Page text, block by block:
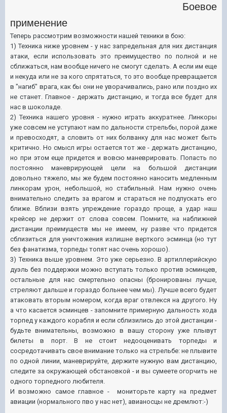
Боевое
применение
Теперь рассмотрим возможности нашей техники в бою:
1) Техника ниже уровнем - у нас запредельная для них дистанция
атаки, если использовать это преимущество по полной и не
сближаться, нам вообще ничего не смогут сделать. А если им еще
и некуда или не за кого спрятаться, то это вообще превращается
в "нагиб" врага, как бы они не уворачивались, рано или поздно их
не станет. Главное - держать дистанцию, и тогда все будет для
нас в шоколаде.
2) Техника нашего уровня - нужно играть аккуратнее. Линкоры
уже совсем не уступают нам по дальности стрельбы, порой даже
и превосходят, а словить от них болванку для нас может быть
критично. Но смысл игры остается тот же - держать дистанцию,
но при этом еще придется и вовсю маневрировать. Попасть по
постоянно маневрирующей цели на большой дистанции
довольно тяжело, мы же будем постоянно наносить медленным
линкорам урон, небольшой, но стабильный. Нам нужно очень
внимательно следить за врагом и стараться не подпускать его
ближе. Вблизи взять упреждение гораздо проще, а удар наш
крейсер не держит от слова совсем. Помните, на наближней
дистанции преимуществ мы не имеем, ну разве что придется
сблизиться для уничтожения излишне верткого эсминца (но тут
без фанатизма, торпеды топят нас очень хорошо).
3) Техника выше уровнем. Это уже серьезно. В артиллерийскую
дуэль без поддержки можно вступать только против эсминцев,
остальные для нас смертельно опасны (бронированы лучше,
стреляют дальше и гораздо больнее чем мы). Лучше всего будет
атаковать вторым номером, когда враг отвлекся на другого. Ну
а что касается эсминцев - запомните примерную дальность хода
торпед у каждого корабля и если сблизились до этой дистанции -
будьте внимательны, возможно в вашу сторону уже плывут
билеты в порт. В не стоит недооценивать торпеды и
сосредотачивать свое внимание только на стрельбе: не плывите
по одной линии, маневрируйте, держите нужную вам дистанцию,
следите за окружающей обстановкой - и вы сумеете огорчить не
одного торпедного любителя.
И возможно самое главное - мониторьте карту на предмет
авиации (нормального пво у нас нет), авианосцы не дремлют:-)